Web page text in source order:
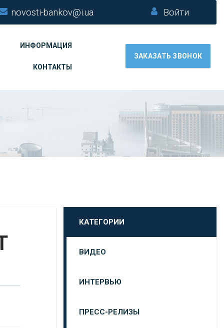
novosti-bankov@i.ua Войти
ИНФОРМАЦИЯ
КОНТАКТЫ
ЗАКАЗАТЬ ЗВОНОК
КАТЕГОРИИ
ВИДЕО
ИНТЕРВЬЮ
ПРЕСС-РЕЛИЗЫ